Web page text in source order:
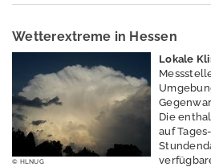
h
n
u
d
e
o
Wetterextreme in Hessen
© HLNUG
Lokale
Die
auf